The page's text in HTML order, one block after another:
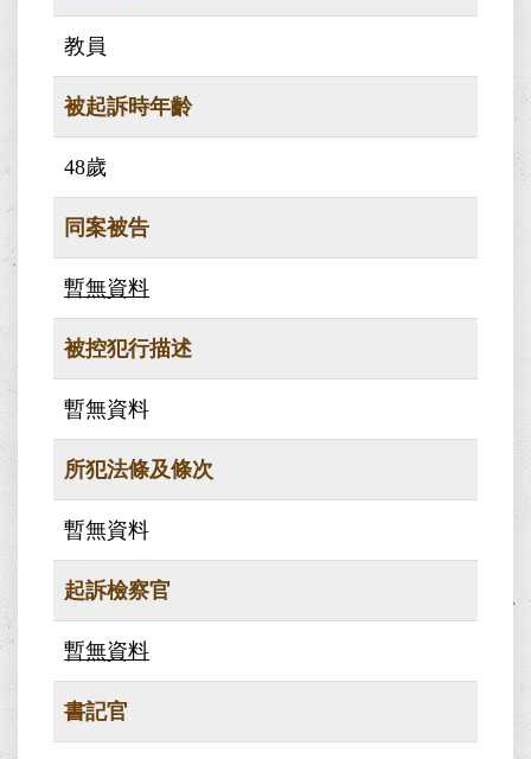
教員
被起訴時年齡
48歲
同案被告
暫無資料
被控犯行描述
暫無資料
所犯法條及條次
暫無資料
起訴檢察官
暫無資料
書記官